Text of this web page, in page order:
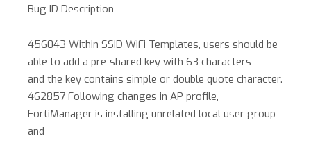
Bug ID Description
456043 Within SSID WiFi Templates, users should be
able to add a pre-shared key with 63 characters
and the key contains simple or double quote character.
462857 Following changes in AP profile,
FortiManager is installing unrelated local user group
and